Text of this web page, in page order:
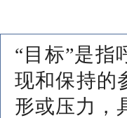
“目标”是
现和保持的
形或压力，